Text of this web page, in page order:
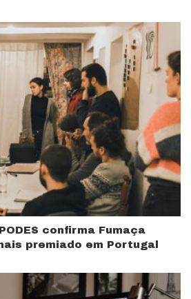
confirma Fumaça
premiado em Portugal